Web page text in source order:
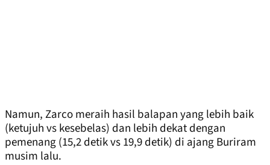
Namun, Zarco meraih hasil balapan yang lebih baik
(ketujuh vs kesebelas) dan lebih dekat dengan
pemenang (15,2 detik vs 19,9 detik) di ajang Buriram
musim lalu.